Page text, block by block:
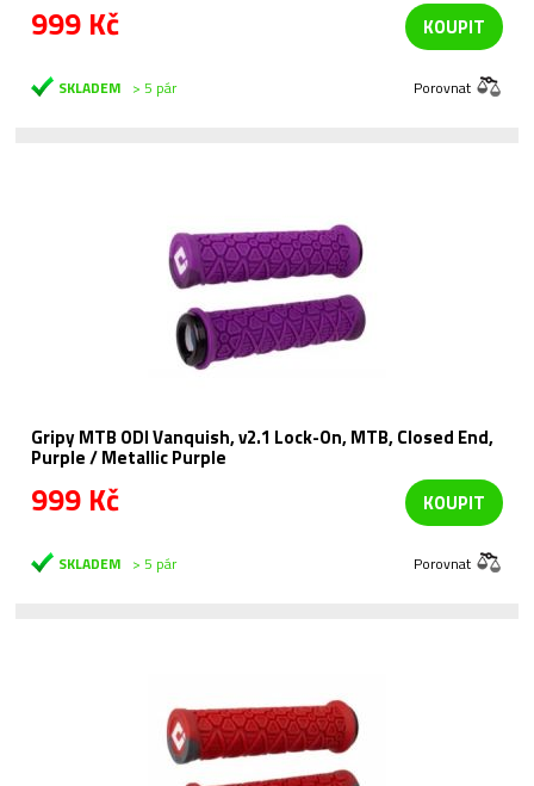
999 Kč KOUPIT
SKLADEM > 5 pár Porovnat
Gripy MTB ODI Vanquish, v2.1 Lock-On, MTB, Closed End,
Purple / Metallic Purple
999 Kč KOUPIT
SKLADEM > 5 pár Porovnat